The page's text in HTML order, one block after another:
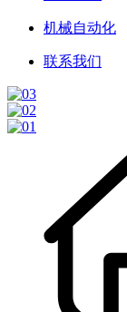
机械自动化
联系我们